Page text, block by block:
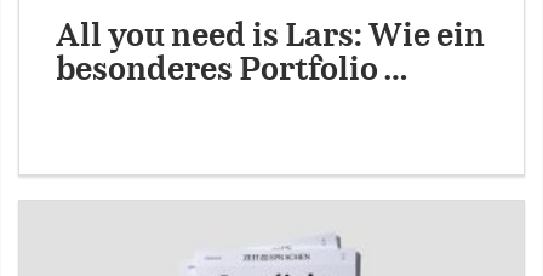
All you need is Lars: Wie ein
besonderes Portfolio …